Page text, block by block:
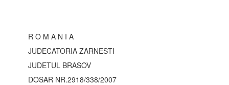
R O M A N I A
JUDECATORIA ZARNESTI
JUDETUL BRASOV
DOSAR NR.2918/338/2007